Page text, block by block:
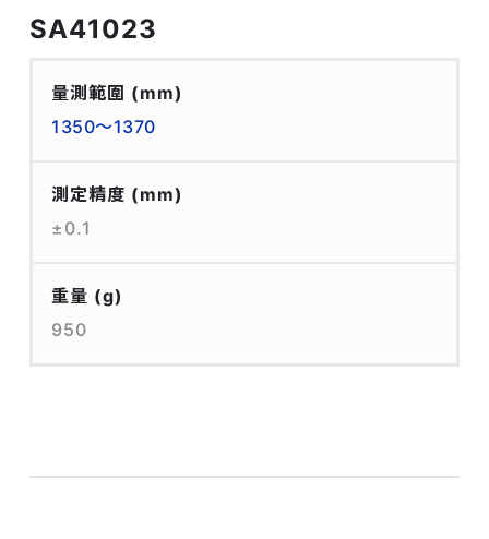
SA41023
量測範圍 (mm)
1350～1370
測定精度 (mm)
±0.1
重量 (g)
950